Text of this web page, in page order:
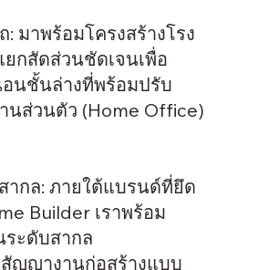
มาพร้อมโครงสร้างโรง
กสัดส่วนชัดเจนเพื่อ
นชั้นล่างที่พร้อมปรับ
นส่วนตัว (Home Office)
กล: ภายใต้แบรนด์ที่ยึด
Builder เราพร้อม
ะดับสากล
ญญางานก่อสร้างแบบ